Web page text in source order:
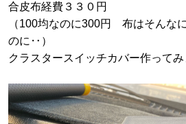
合皮布経費３３０円
（100均なのに300円 布はそんな
のに‥）
クラスタースイッチカバー作ってみ